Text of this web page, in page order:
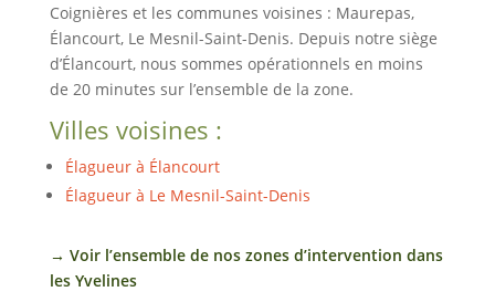
Coignières et les communes voisines : Maurepas,
Élancourt, Le Mesnil-Saint-Denis. Depuis notre siège
d’Élancourt, nous sommes opérationnels en moins
de 20 minutes sur l’ensemble de la zone.
Villes voisines :
Élagueur à Élancourt
Élagueur à Le Mesnil-Saint-Denis
→ Voir l’ensemble de nos zones d’intervention dans
les Yvelines